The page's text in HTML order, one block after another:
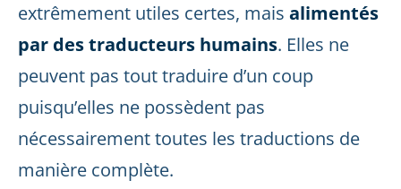
extrêmement utiles certes, mais alimentés
par des traducteurs humains. Elles ne
peuvent pas tout traduire d’un coup
puisqu’elles ne possèdent pas
nécessairement toutes les traductions de
manière complète.